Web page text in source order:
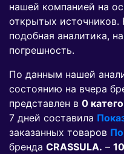
нашей компанией на
открытых источников.
подобная аналитика,
погрешность.
По данным нашей
состоянию на вчера
представлен в 0
7 дней составила
заказанных товаров
бренда CRASSULA. –